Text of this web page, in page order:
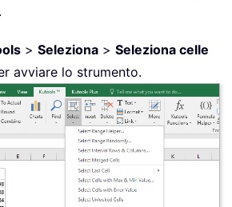
.
> Seleziona > Seleziona celle
avviare lo strumento.